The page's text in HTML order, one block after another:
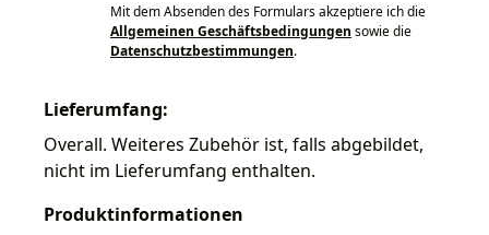
Mit dem Absenden des Formulars akzeptiere ich die
Allgemeinen Geschäftsbedingungen sowie die
Datenschutzbestimmungen.
Lieferumfang:
Overall. Weiteres Zubehör ist, falls abgebildet,
nicht im Lieferumfang enthalten.
Produktinformationen